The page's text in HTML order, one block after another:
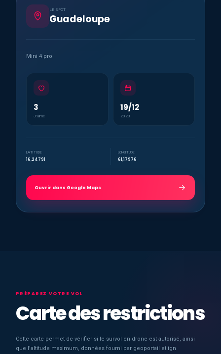
LE SPOT
Guadeloupe
Mini 4 pro
3
J’aime
19/12
2023
LATITUDE
16,24791
LONGITUDE
61,17976
Ouvrir dans Google Maps
PRÉPAREZ VOTRE VOL
Carte des restrictions
Cette carte permet de vérifier si le survol en drone est autorisé, ainsi
que l'altitude maximum, données fourni par geoportail et ign